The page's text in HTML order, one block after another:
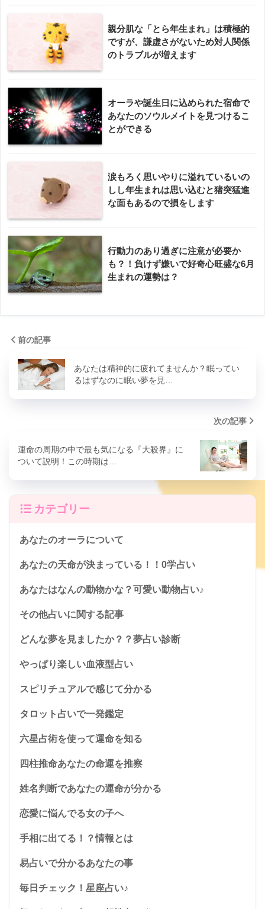
親分肌な「とら年生まれ」は積極的
ですが、謙虚さがないため対人関係
のトラブルが増えます
オーラや誕生日に込められた宿命で
あなたのソウルメイトを見つけるこ
とができる
涙もろく思いやりに溢れているいの
しし年生まれは思い込むと猪突猛進
な面もあるので損をします
行動力のあり過ぎに注意が必要か
も？！負けず嫌いで好奇心旺盛な6月
生まれの運勢は？
前の記事
あなたは精神的に疲れてませんか？眠ってい
るはずなのに眠い夢を見…
次の記事
運命の周期の中で最も気になる『大殺界』に
ついて説明！この時期は…
カテゴリー
あなたのオーラについて
あなたの天命が決まっている！！0学占い
あなたはなんの動物かな？可愛い動物占い♪
その他占いに関する記事
どんな夢を見ましたか？？夢占い診断
やっぱり楽しい血液型占い
スピリチュアルで感じて分かる
タロット占いで一発鑑定
六星占術を使って運命を知る
四柱推命あなたの命運を推察
姓名判断であなたの運命が分かる
恋愛に悩んでる女の子へ
手相に出てる！？情報とは
易占いで分かるあなたの事
毎日チェック！星座占い♪